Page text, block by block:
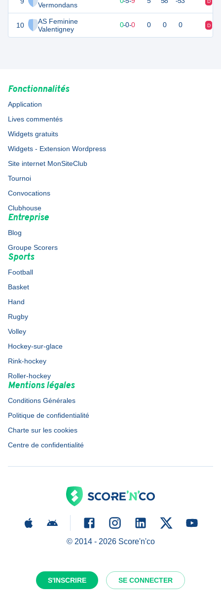
S'INSCRIRE SE CONNECTER
Vermondans
10
AS Feminine
Valentigney
0-0-0 0 0 0 D
Fonctionnalités
Application
Lives commentés
Widgets gratuits
Widgets - Extension Wordpress
Site internet MonSiteClub
Tournoi
Convocations
Clubhouse
Entreprise
Blog
Groupe Scorers
Sports
Football
Basket
Hand
Rugby
Volley
Hockey-sur-glace
Rink-hockey
Roller-hockey
Mentions légales
Conditions Générales
Politique de confidentialité
Charte sur les cookies
Centre de confidentialité
© 2014 - 2026Score'n'co